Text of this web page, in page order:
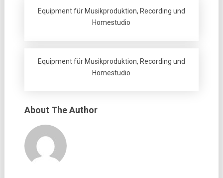
Equipment für Musikproduktion, Recording und
Homestudio
Equipment für Musikproduktion, Recording und
Homestudio
About The Author